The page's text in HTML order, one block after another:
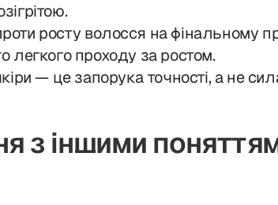
росту волосся на фінальному
легкого проходу за ростом.
— це запорука точності, а не
з іншими